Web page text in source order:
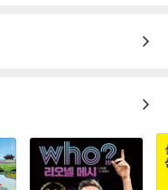
자 스스로 자신의 진로를 탐